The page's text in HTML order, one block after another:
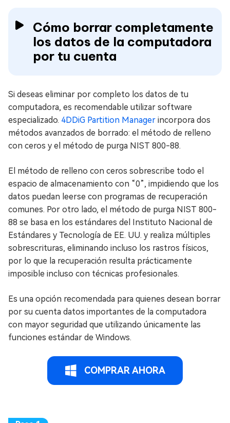
Cómo borrar completamente
los datos de la computadora
por tu cuenta
Si deseas eliminar por completo los datos de tu
computadora, es recomendable utilizar software
especializado. 4DDiG Partition Manager incorpora dos
métodos avanzados de borrado: el método de relleno
con ceros y el método de purga NIST 800-88.
El método de relleno con ceros sobrescribe todo el
espacio de almacenamiento con “0”, impidiendo que los
datos puedan leerse con programas de recuperación
comunes. Por otro lado, el método de purga NIST 800-
88 se basa en los estándares del Instituto Nacional de
Estándares y Tecnología de EE. UU. y realiza múltiples
sobrescrituras, eliminando incluso los rastros físicos,
por lo que la recuperación resulta prácticamente
imposible incluso con técnicas profesionales.
Es una opción recomendada para quienes desean borrar
por su cuenta datos importantes de la computadora
con mayor seguridad que utilizando únicamente las
funciones estándar de Windows.
COMPRAR AHORA